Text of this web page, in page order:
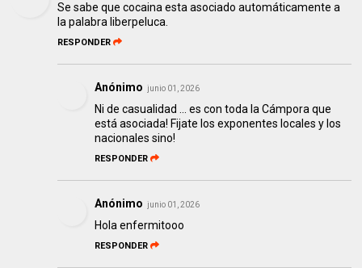
Se sabe que cocaina esta asociado automáticamente a
la palabra liberpeluca.
RESPONDER
Anónimo junio 01, 2026
Ni de casualidad ... es con toda la Cámpora que
está asociada! Fijate los exponentes locales y los
nacionales sino!
RESPONDER
Anónimo junio 01, 2026
Hola enfermitooo
RESPONDER